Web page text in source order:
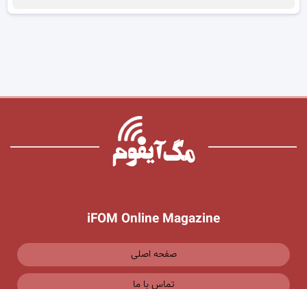
iFOM Online Magazine
صفحه اصلی
تماس با ما